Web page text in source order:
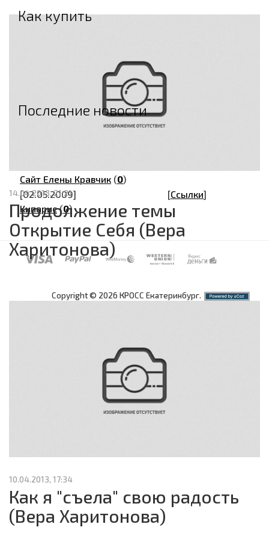
14.04.2013, 21:21
Продолжение темы
Открытие Себя (Вера
Харитонова)
10.04.2013, 17:34
Как я "съела" свою радость
(Вера Харитонова)
Как купить
Последние новости
Сайт Елены Кравчик (0)
[02.05.2009]
[Ссылки]
Кипарис (0)
Copyright © 2026 КРОСС Екатеринбург.